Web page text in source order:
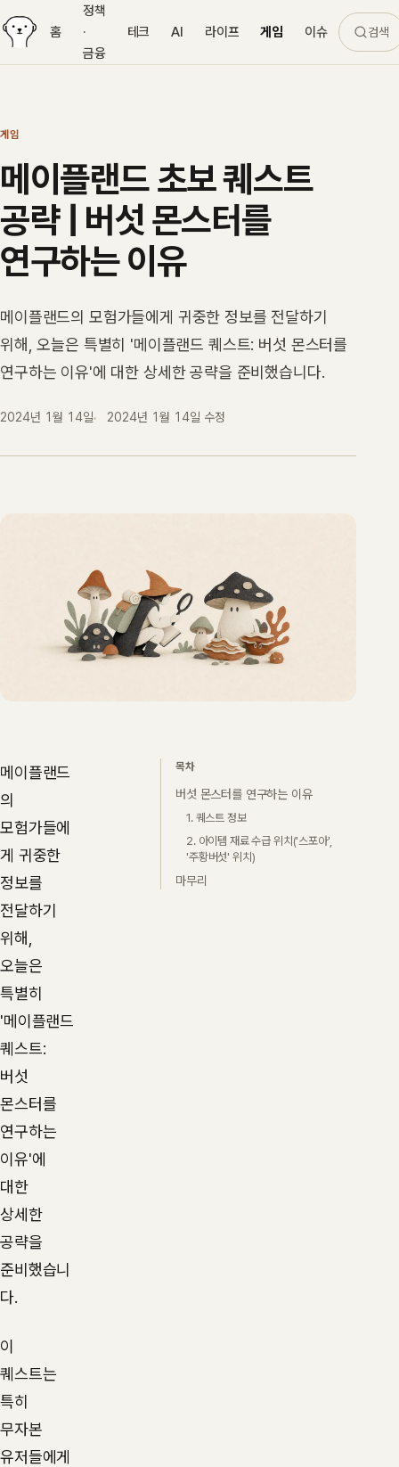
홈
정책
·
금융
테크 AI 라이프 게임 이슈 검색
게임
메이플랜드 초보 퀘스트
공략 | 버섯 몬스터를
연구하는 이유
메이플랜드의 모험가들에게 귀중한 정보를 전달하기
위해, 오늘은 특별히 '메이플랜드 퀘스트: 버섯 몬스터를
연구하는 이유'에 대한 상세한 공략을 준비했습니다.
2024년 1월 14일 2024년 1월 14일 수정
메이플랜드
의
모험가들에
게 귀중한
정보를
전달하기
위해,
오늘은
특별히
'메이플랜드
퀘스트:
버섯
몬스터를
연구하는
이유'에
대한
상세한
공략을
준비했습니
다.
이
퀘스트는
특히
무자본
유저들에게
목차
버섯 몬스터를 연구하는 이유
1. 퀘스트 정보
2. 아이템 재료 수급 위치('스포아',
'주황버섯' 위치)
마무리